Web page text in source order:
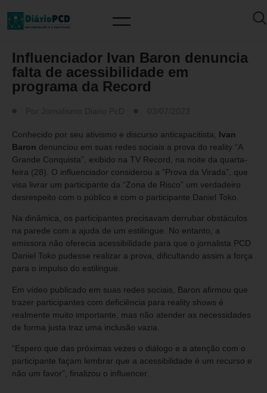
Influenciador Ivan Baron denuncia
falta de acessibilidade em
programa da Record
Conhecido por seu ativismo e discurso anticapacitista, Ivan
Baron denunciou em suas redes sociais a prova do reality “A
Grande Conquista”, exibido na TV Record, na noite da quarta-
feira (28). O influenciador considerou a “Prova da Virada”, que
visa livrar um participante da “Zona de Risco” um verdadeiro
desrespeito com o público e com o participante Daniel Toko.
Na dinâmica, os participantes precisavam derrubar obstáculos
na parede com a ajuda de um estilingue. No entanto, a
emissora não oferecia acessibilidade para que o jornalista PCD
Daniel Toko pudesse realizar a prova, dificultando assim a força
para o impulso do estilingue.
Em vídeo publicado em suas redes sociais, Baron afirmou que
trazer participantes com deficiência para reality shows é
realmente muito importante, mas não atender as necessidades
de forma justa traz uma inclusão vazia.
“Espero que das próximas vezes o diálogo e a atenção com o
participante façam lembrar que a acessibilidade é um recurso e
não um favor”, finalizou o influencer.